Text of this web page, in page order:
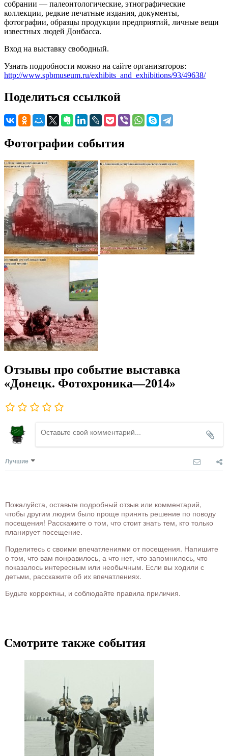
собрании — палеонтологические, этнографические
коллекции, редкие печатные издания, документы,
фотографии, образцы продукции предприятий, личные вещи
известных людей Донбасса.
Вход на выставку свободный.
Узнать подробности можно на сайте организаторов:
http://www.spbmuseum.ru/exhibits_and_exhibitions/93/49638/
Поделиться ссылкой
Фотографии события
Отзывы про событие выставка
«Донецк. Фотохроника—2014»
Лучшие
Пожалуйста, оставьте подробный отзыв или комментарий,
чтобы другим людям было проще принять решение по поводу
посещения! Расскажите о том, что стоит знать тем, кто только
планирует посещение.
Поделитесь с своими впечатлениями от посещения. Напишите
о том, что вам понравилось, а что нет, что запомнилось, что
показалось интересным или необычным. Если вы ходили с
детьми, расскажите об их впечатлениях.
Будьте корректны, и соблюдайте правила приличия.
Смотрите также события